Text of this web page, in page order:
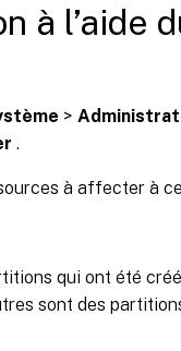
à l’aide
>
.
à affecter à
qui ont été
sont des